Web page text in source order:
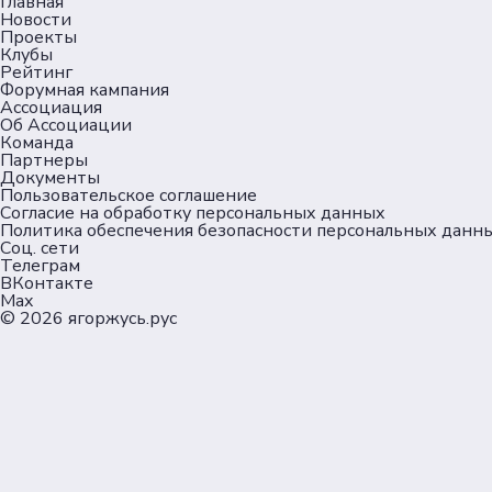
Новости
Проекты
Клубы
Рейтинг
Форумная кампания
Ассоциация
Об Ассоциации
Команда
Партнеры
Документы
Пользовательское соглашение
Согласие на обработку персональных данных
Политика обеспечения безопасности персональных
Соц. сети
Телеграм
ВКонтакте
Max
© 2026 ягоржусь.рус